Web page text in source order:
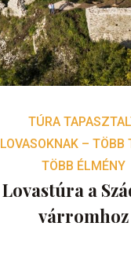
TÚRA
LOVASOKNAK – TÖBB
TÖBB ÉLMÉNY
Lovastúra a
várromhoz